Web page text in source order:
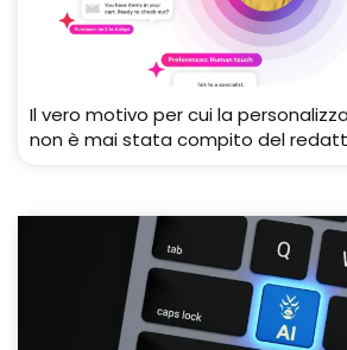
Il vero motivo per cui la
non è mai stata compito del